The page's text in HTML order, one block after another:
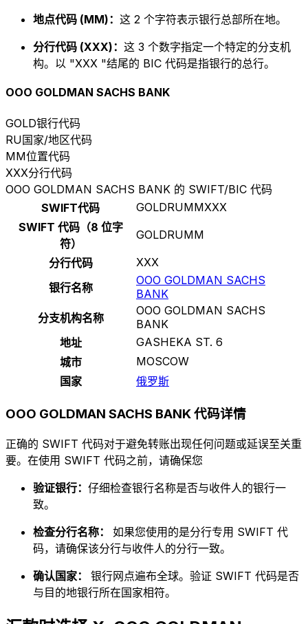
地点代码 (MM)： 这 2 个字符表示银行总部所在地。
分行代码 (XXX)： 这 3 个数字指定一个特定的分支机
构。以 "XXX "结尾的 BIC 代码是指银行的总行。
OOO GOLDMAN SACHS BANK
GOLD银行代码
RU国家/地区代码
MM位置代码
XXX分行代码
OOO GOLDMAN SACHS BANK 的 SWIFT/BIC 代码
SWIFT代码
GOLDRUMMXXX
SWIFT 代码（8 位字
符）
GOLDRUMM
分行代码
XXX
银行名称
OOO GOLDMAN SACHS
BANK
分支机构名称
OOO GOLDMAN SACHS
BANK
地址
GASHEKA ST. 6
城市
MOSCOW
国家
俄罗斯
OOO GOLDMAN SACHS BANK 代码详情
正确的 SWIFT 代码对于避免转账出现任何问题或延误至关重
要。在使用 SWIFT 代码之前，请确保您
验证银行： 仔细检查银行名称是否与收件人的银行一
致。
检查分行名称： 如果您使用的是分行专用 SWIFT 代
码，请确保该分行与收件人的分行一致。
确认国家： 银行网点遍布全球。验证 SWIFT 代码是否
与目的地银行所在国家相符。